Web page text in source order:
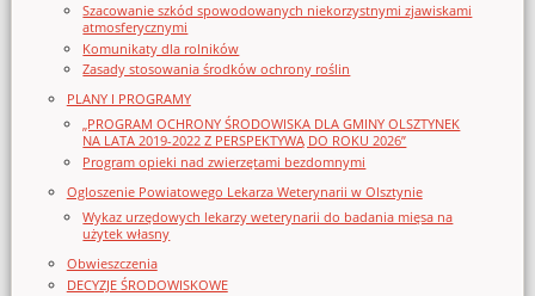
Szacowanie szkód spowodowanych niekorzystnymi zjawiskami
atmosferycznymi
Komunikaty dla rolników
Zasady stosowania środków ochrony roślin
PLANY I PROGRAMY
„PROGRAM OCHRONY ŚRODOWISKA DLA GMINY OLSZTYNEK
NA LATA 2019-2022 Z PERSPEKTYWĄ DO ROKU 2026”
Program opieki nad zwierzętami bezdomnymi
Ogloszenie Powiatowego Lekarza Weterynarii w Olsztynie
Wykaz urzędowych lekarzy weterynarii do badania mięsa na
użytek własny
Obwieszczenia
DECYZJE ŚRODOWISKOWE